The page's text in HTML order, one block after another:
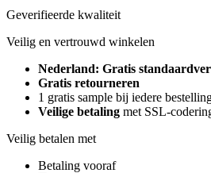
Geverifieerde kwaliteit
Veilig en vertrouwd winkelen
Nederland: Gratis
Gratis retourneren
1 gratis sample bij iedere
Veilige betaling met SSL-
Veilig betalen met
Betaling vooraf